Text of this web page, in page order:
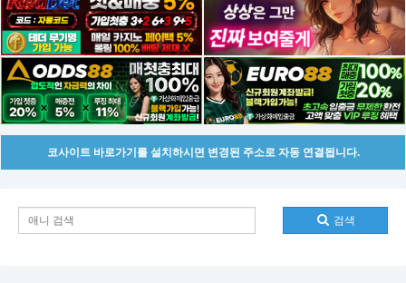
코사이트 바로가기를 설치하시면 변경된 주소로 자동 연결됩니다.
검색